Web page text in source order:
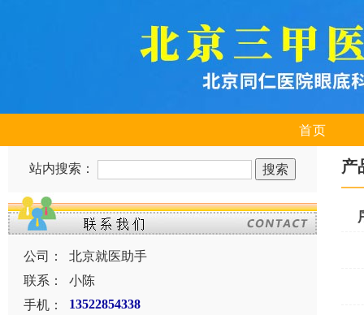
首页
站内搜索：
公司：
北京就医助手
联系：
小陈
手机：
13522854338
产